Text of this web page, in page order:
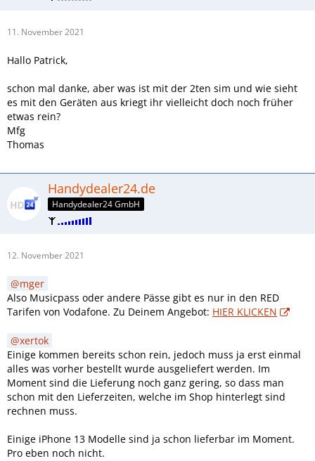
11. November 2021
Hallo Patrick,
schon mal danke, aber was ist mit der 2ten sim und wie sieht
es mit den Geräten aus kriegt ihr vielleicht doch noch früher
etwas rein?
Mfg
Thomas
Handydealer24.de
Handydealer24 GmbH
12. November 2021
mger
Also Musicpass oder andere Pässe gibt es nur in den RED
Tarifen von Vodafone. Zu Deinem Angebot: HIER KLICKEN
xertok
Einige kommen bereits schon rein, jedoch muss ja erst einmal
alles was vorher bestellt wurde ausgeliefert werden. Im
Moment sind die Lieferung noch ganz gering, so dass man
schon mit den Lieferzeiten, welche im Shop hinterlegt sind
rechnen muss.
Einige iPhone 13 Modelle sind ja schon lieferbar im Moment.
Pro eben noch nicht.